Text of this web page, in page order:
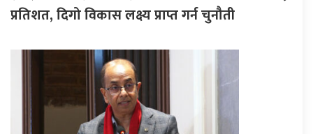
प्रतिशत, दिगो विकास लक्ष्य प्राप्त गर्न चुनौती